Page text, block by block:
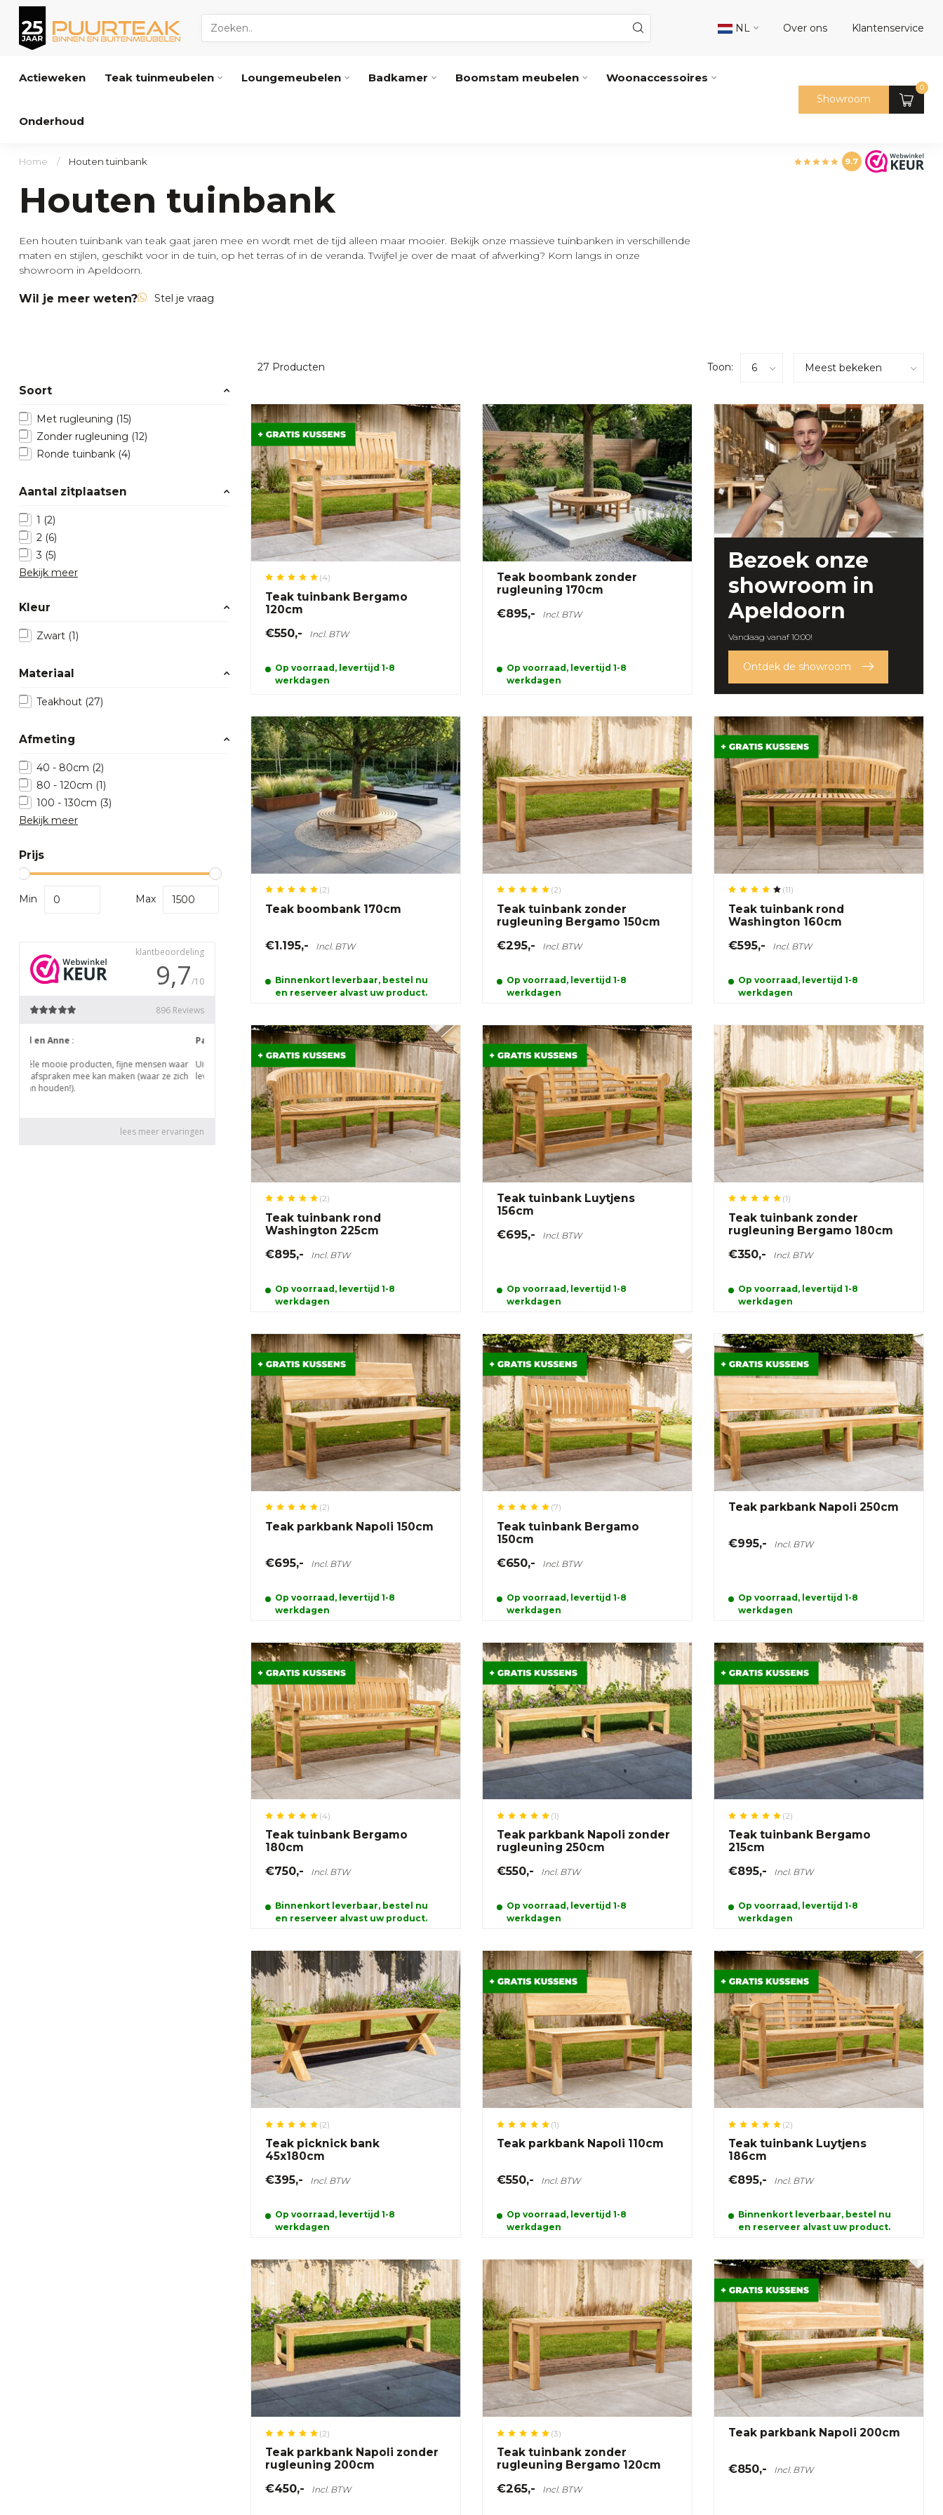
NL Over ons Klantenservice
Actieweken Teak tuinmeubelen Loungemeubelen Badkamer Boomstam meubelen Woonaccessoires
Onderhoud
Showroom
0
Home / Houten tuinbank 9.7
Houten tuinbank
Een houten tuinbank van teak gaat jaren mee en wordt met de tijd alleen maar mooier. Bekijk onze massieve tuinbanken in verschillende
maten en stijlen, geschikt voor in de tuin, op het terras of in de veranda. Twijfel je over de maat of afwerking? Kom langs in onze
showroom in Apeldoorn.
Wil je meer weten? Stel je vraag
Soort
Met rugleuning (15)
Zonder rugleuning (12)
Ronde tuinbank (4)
Aantal zitplaatsen
1 (2)
2 (6)
3 (5)
Bekijk meer
Kleur
Zwart (1)
Materiaal
Teakhout (27)
Afmeting
40 - 80cm (2)
80 - 120cm (1)
100 - 130cm (3)
Bekijk meer
Prijs
Min Max
27 Producten Toon:
(4)
Teak tuinbank Bergamo
120cm
€550,- Incl. BTW
Op voorraad, levertijd 1-8
werkdagen
Teak boombank zonder
rugleuning 170cm
€895,- Incl. BTW
Op voorraad, levertijd 1-8
werkdagen
Bezoek onze
showroom in
Apeldoorn
Vandaag vanaf 10:00!
Ontdek de showroom
(2)
Teak boombank 170cm
€1.195,- Incl. BTW
Binnenkort leverbaar, bestel nu
en reserveer alvast uw product.
(2)
Teak tuinbank zonder
rugleuning Bergamo 150cm
€295,- Incl. BTW
Op voorraad, levertijd 1-8
werkdagen
(11)
Teak tuinbank rond
Washington 160cm
€595,- Incl. BTW
Op voorraad, levertijd 1-8
werkdagen
(2)
Teak tuinbank rond
Washington 225cm
€895,- Incl. BTW
Op voorraad, levertijd 1-8
werkdagen
Teak tuinbank Luytjens
156cm
€695,- Incl. BTW
Op voorraad, levertijd 1-8
werkdagen
(1)
Teak tuinbank zonder
rugleuning Bergamo 180cm
€350,- Incl. BTW
Op voorraad, levertijd 1-8
werkdagen
(2)
Teak parkbank Napoli 150cm
€695,- Incl. BTW
Op voorraad, levertijd 1-8
werkdagen
(7)
Teak tuinbank Bergamo
150cm
€650,- Incl. BTW
Op voorraad, levertijd 1-8
werkdagen
Teak parkbank Napoli 250cm
€995,- Incl. BTW
Op voorraad, levertijd 1-8
werkdagen
(4)
Teak tuinbank Bergamo
180cm
€750,- Incl. BTW
Binnenkort leverbaar, bestel nu
en reserveer alvast uw product.
(1)
Teak parkbank Napoli zonder
rugleuning 250cm
€550,- Incl. BTW
Op voorraad, levertijd 1-8
werkdagen
(2)
Teak tuinbank Bergamo
215cm
€895,- Incl. BTW
Op voorraad, levertijd 1-8
werkdagen
(2)
Teak picknick bank
45x180cm
€395,- Incl. BTW
Op voorraad, levertijd 1-8
werkdagen
(1)
Teak parkbank Napoli 110cm
€550,- Incl. BTW
Op voorraad, levertijd 1-8
werkdagen
(2)
Teak tuinbank Luytjens
186cm
€895,- Incl. BTW
Binnenkort leverbaar, bestel nu
en reserveer alvast uw product.
(2)
Teak parkbank Napoli zonder
rugleuning 200cm
€450,- Incl. BTW
(3)
Teak tuinbank zonder
rugleuning Bergamo 120cm
€265,- Incl. BTW
Teak parkbank Napoli 200cm
€850,- Incl. BTW